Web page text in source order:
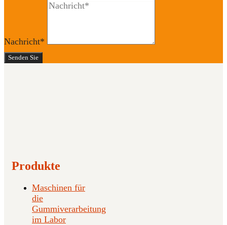
Nachricht*
Senden Sie
Produkte
Maschinen für
die
Gummiverarbeitung
im Labor